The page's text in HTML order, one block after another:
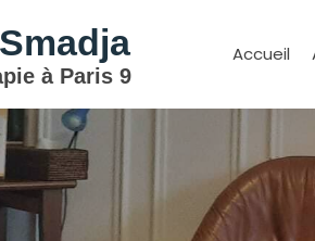
Accueil
à Paris 9